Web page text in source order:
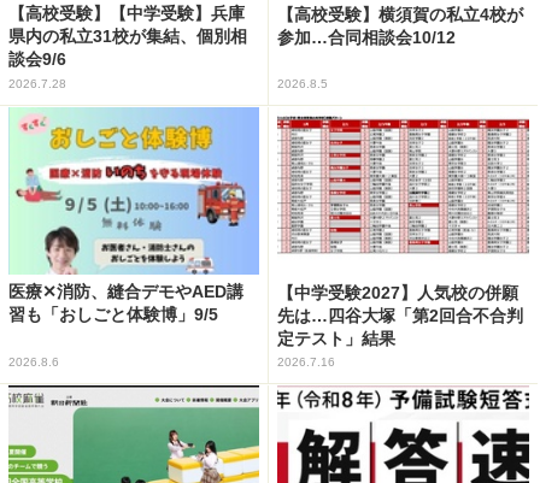
【高校受験】【中学受験】兵庫
県内の私立31校が集結、個別相
談会9/6
2026.7.28
【高校受験】横須賀の私立4校が
参加…合同相談会10/12
2026.8.5
医療✕消防、縫合デモやAED講
習も「おしごと体験博」9/5
2026.8.6
【中学受験2027】人気校の併願
先は…四谷大塚「第2回合不合判
定テスト」結果
2026.7.16